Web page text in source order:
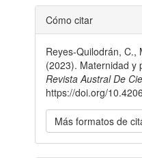
Detalles
del
artículo
Cómo citar
Reyes-Quilodrán, C.,
(2023). Maternidad y
Revista Austral De
https://doi.org/
Más formatos de